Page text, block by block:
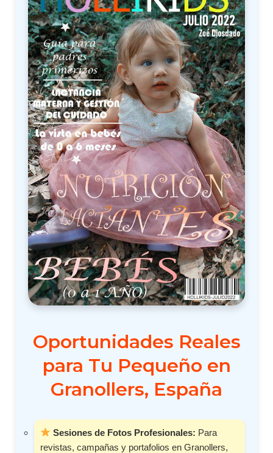
Oportunidades Reales
para Tu Pequeño en
Granollers, España
Sesiones de Fotos Profesionales: Para
revistas, campañas y portafolios en Granollers,